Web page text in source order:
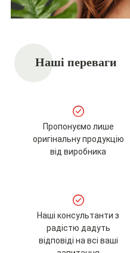
Наші переваги
Пропонуємо лише
оригінальну продукцію
від виробника
Наші консультанти з
радістю дадуть
відповіді на всі ваші